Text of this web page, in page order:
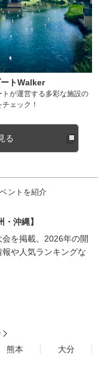
トWalker
トが運営する多彩な施設の
ェック！
る
ントを紹介
沖縄】
を掲載。2026年の開
や人気ランキングな
熊本
大分